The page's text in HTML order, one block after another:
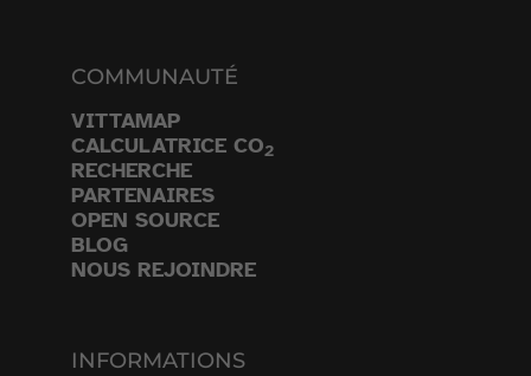
COMMUNAUTÉ
VITTAMAP
CALCULATRICE CO2
RECHERCHE
PARTENAIRES
OPEN SOURCE
BLOG
NOUS REJOINDRE
INFORMATIONS